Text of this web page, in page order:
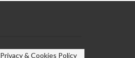
Privacy & Cookies Policy